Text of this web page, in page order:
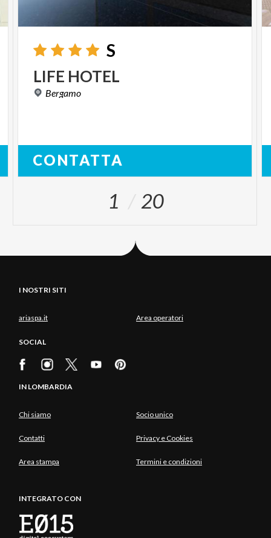
S
LIFE HOTEL
Bergamo
CONTATTA
1 20
I NOSTRI SITI
ariaspa.it Area operatori
SOCIAL
IN LOMBARDIA
Chi siamo Socio unico
Contatti Privacy e Cookies
Area stampa Termini e condizioni
INTEGRATO CON